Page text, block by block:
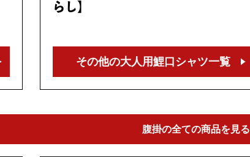
らし】
その他の大人用鯉口シャツ一覧
腹掛の全ての商品を見る